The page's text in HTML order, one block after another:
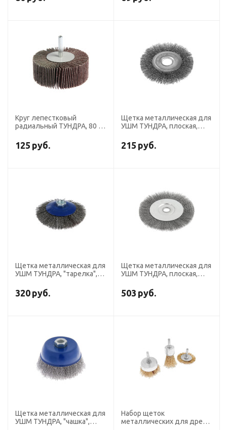
Круг лепестковый
радиальный ТУНДРА, 80 х
125 руб.
Щетка металлическая для
УШМ ТУНДРА, плоская,
215 руб.
Щетка металлическая для
УШМ ТУНДРА, "тарелка",
320 руб.
Щетка металлическая для
УШМ ТУНДРА, плоская,
503 руб.
Щетка металлическая для
УШМ ТУНДРА, "чашка",
Набор щеток
металлических для дрели